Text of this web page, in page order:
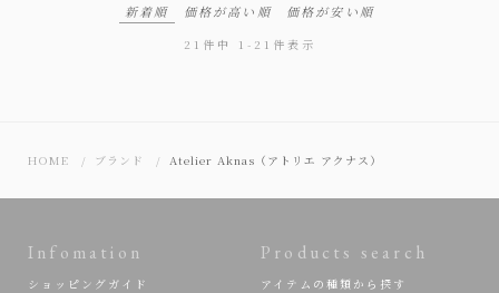
新着順 価格が高い順 価格が安い順
21 件中 1 - 21 件表示
HOME ブランド Atelier Aknas（アトリエ アクナス）
Infomation
ショッピングガイド
Products search
アイテムの種類から探す